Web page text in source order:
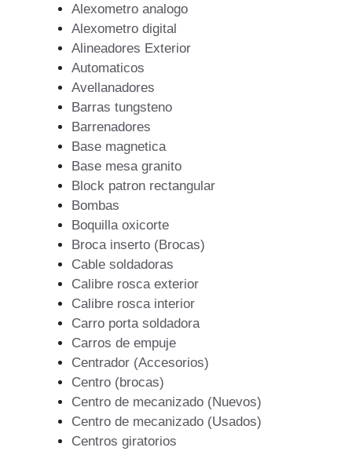
Alexometro analogo
Alexometro digital
Alineadores Exterior
Automaticos
Avellanadores
Barras tungsteno
Barrenadores
Base magnetica
Base mesa granito
Block patron rectangular
Bombas
Boquilla oxicorte
Broca inserto (Brocas)
Cable soldadoras
Calibre rosca exterior
Calibre rosca interior
Carro porta soldadora
Carros de empuje
Centrador (Accesorios)
Centro (brocas)
Centro de mecanizado (Nuevos)
Centro de mecanizado (Usados)
Centros giratorios